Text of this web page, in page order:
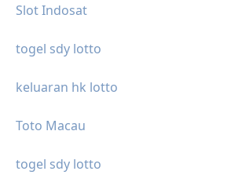
Slot Indosat
togel sdy lotto
keluaran hk lotto
Toto Macau
togel sdy lotto